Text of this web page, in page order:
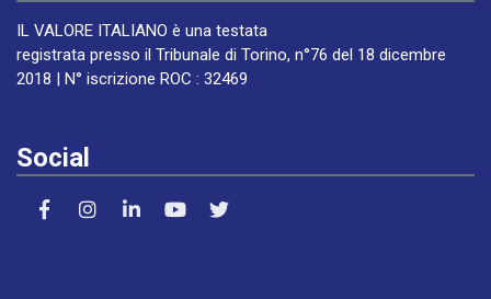
IL VALORE ITALIANO è una testata
registrata presso il Tribunale di Torino, n°76 del 18 dicembre
2018 | N° iscrizione ROC : 32469
Social